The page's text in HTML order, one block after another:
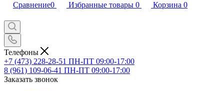
Сравнение0 Избранные товары 0 Корзина 0
Телефоны
+7 (473) 228-28-51 ПН-ПТ 09:00-17:00
8 (961) 109-06-41 ПН-ПТ 09:00-17:00
Заказать звонок